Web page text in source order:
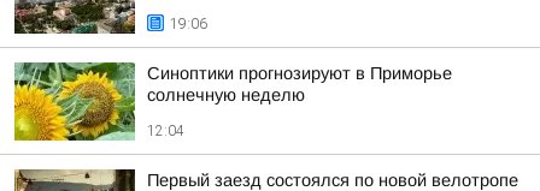
19:06
Синоптики прогнозируют в Приморье
солнечную неделю
12:04
Первый заезд состоялся по новой велотропе